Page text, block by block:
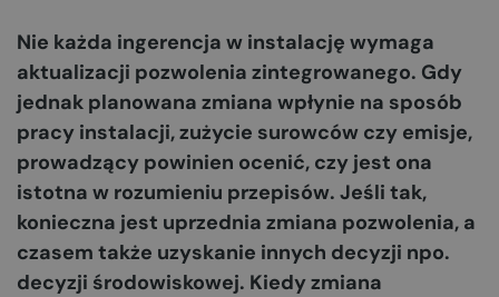
Nie każda ingerencja w instalację wymaga
aktualizacji pozwolenia zintegrowanego. Gdy
jednak planowana zmiana wpłynie na sposób
pracy instalacji, zużycie surowców czy emisje,
prowadzący powinien ocenić, czy jest ona
istotna w rozumieniu przepisów. Jeśli tak,
konieczna jest uprzednia zmiana pozwolenia, a
czasem także uzyskanie innych decyzji npo.
decyzji środowiskowej. Kiedy zmiana